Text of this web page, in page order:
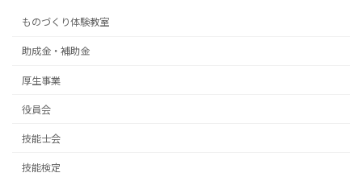
ものづくり体験教室
助成金・補助金
厚生事業
役員会
技能士会
技能検定